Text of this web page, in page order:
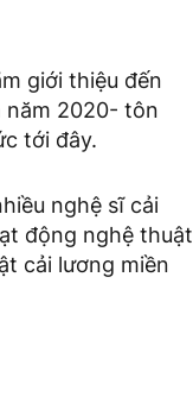
giới thiệu đến
năm 2020- tôn
tới đây.
nghệ sĩ cải
động nghệ thuật
cải lương miền